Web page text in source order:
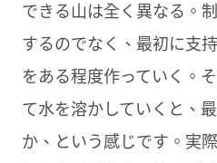
できる山は全く異なる。
するのでなく、最初に支
をある程度作っていく。
て水を溶かしていくと、
か、という感じです。実